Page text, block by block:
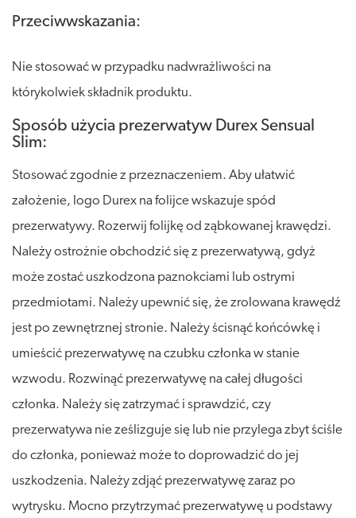
Przeciwwskazania:
Nie stosować w przypadku nadwrażliwości na
którykolwiek składnik produktu.
Sposób użycia prezerwatyw Durex Sensual
Slim:
Stosować zgodnie z przeznaczeniem. Aby ułatwić
założenie, logo Durex na folijce wskazuje spód
prezerwatywy. Rozerwij folijkę od ząbkowanej krawędzi.
Należy ostrożnie obchodzić się z prezerwatywą, gdyż
może zostać uszkodzona paznokciami lub ostrymi
przedmiotami. Należy upewnić się, że zrolowana krawędź
jest po zewnętrznej stronie. Należy ścisnąć końcówkę i
umieścić prezerwatywę na czubku członka w stanie
wzwodu. Rozwinąć prezerwatywę na całej długości
członka. Należy się zatrzymać i sprawdzić, czy
prezerwatywa nie ześlizguje się lub nie przylega zbyt ściśle
do członka, ponieważ może to doprowadzić do jej
uszkodzenia. Należy zdjąć prezerwatywę zaraz po
wytrysku. Mocno przytrzymać prezerwatywę u podstawy